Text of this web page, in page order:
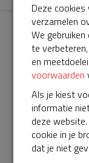
AED360-
de leverancier
Deze
verzamelen
We
te
en
voorwaarden
Als je kiest
informatie
deze
cookie in je
dat je niet